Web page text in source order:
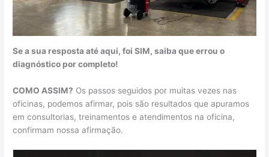
Se a sua resposta até aqui, foi SIM, saiba que errou o
diagnóstico por completo!
COMO ASSIM? Os passos seguidos por muitas vezes nas
oficinas, podemos afirmar, pois são resultados que apuramos
em consultorias, treinamentos e atendimentos na oficina,
confirmam nossa afirmação.